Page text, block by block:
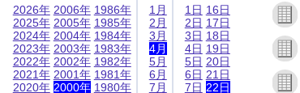
2026年
2025年
2024年
2023年
2022年
2021年
2020年
2006年
2005年
2004年
2003年
2002年
2001年
2000年
1986年
1985年
1984年
1983年
1982年
1981年
1980年
1月
2月
3月
4月
5月
6月
7月
1日
2日
3日
4日
5日
6日
7日
16日
17日
18日
19日
20日
21日
22日